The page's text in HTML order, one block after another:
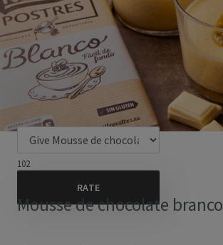
102
Mousse de chocolate branco